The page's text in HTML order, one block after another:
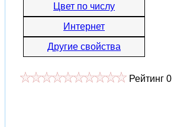
Цвет по числу
Интернет
Другие свойства
Рейтинг 0